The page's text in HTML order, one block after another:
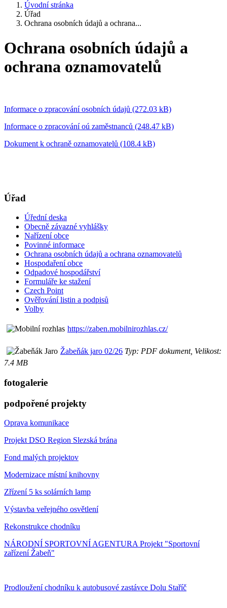
Úvodní stránka
Úřad
Ochrana osobních údajů a ochrana...
Ochrana osobních údajů a
ochrana oznamovatelů
Informace o zpracování osobních údajů (272.03 kB)
Informace o zpracování oú zaměstnanců (248.47 kB)
Dokument k ochraně oznamovatelů (108.4 kB)
Úřad
Úřední deska
Obecně závazné vyhlášky
Nařízení obce
Povinné informace
Ochrana osobních údajů a ochrana oznamovatelů
Hospodaření obce
Odpadové hospodářství
Formuláře ke stažení
Czech Point
Ověřování listin a podpisů
Volby
https://zaben.mobilnirozhlas.cz/
Žabeňák jaro 02/26 Typ: PDF dokument, Velikost:
7.4 MB
fotogalerie
podpořené projekty
Oprava komunikace
Projekt DSO Region Slezská brána
Fond malých projektov
Modernizace místní knihovny
Zřízení 5 ks solárních lamp
Výstavba veřejného osvětlení
Rekonstrukce chodníku
NÁRODNÍ SPORTOVNÍ AGENTURA Projekt "Sportovní
zařízení Žabeň"
Prodloužení chodníku k autobusové zastávce Dolu Staříč